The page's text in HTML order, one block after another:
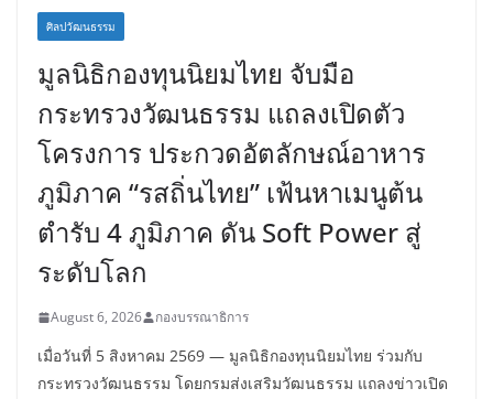
ศิลปวัฒนธรรม
มูลนิธิกองทุนนิยมไทย จับมือ
กระทรวงวัฒนธรรม แถลงเปิดตัว
โครงการ ประกวดอัตลักษณ์อาหาร
ภูมิภาค “รสถิ่นไทย” เฟ้นหาเมนูต้น
ตำรับ 4 ภูมิภาค ดัน Soft Power สู่
ระดับโลก
August 6, 2026 กองบรรณาธิการ
เมื่อวันที่ 5 สิงหาคม 2569 — มูลนิธิกองทุนนิยมไทย ร่วมกับ
กระทรวงวัฒนธรรม โดยกรมส่งเสริมวัฒนธรรม แถลงข่าวเปิด